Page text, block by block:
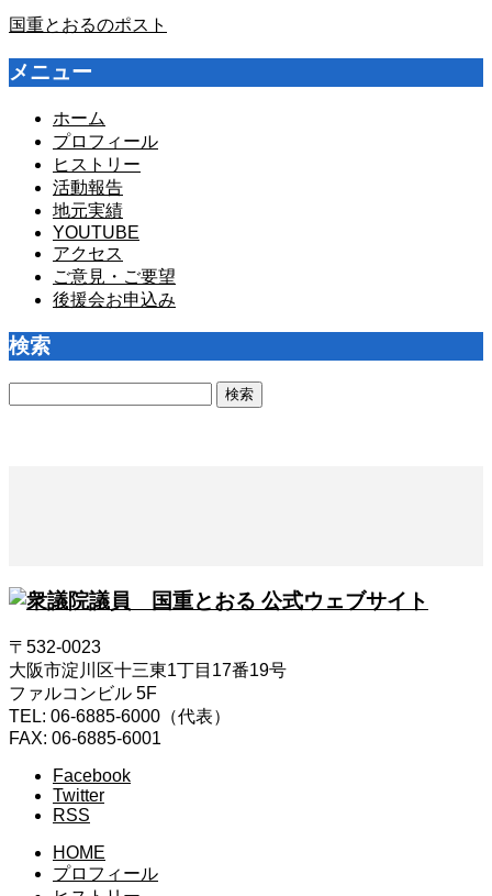
国重とおるのポスト
メニュー
ホーム
プロフィール
ヒストリー
活動報告
地元実績
YOUTUBE
アクセス
ご意見・ご要望
後援会お申込み
検索
〒532-0023
大阪市淀川区十三東1丁目17番19号
ファルコンビル 5F
TEL: 06-6885-6000（代表）
FAX: 06-6885-6001
Facebook
Twitter
RSS
HOME
プロフィール